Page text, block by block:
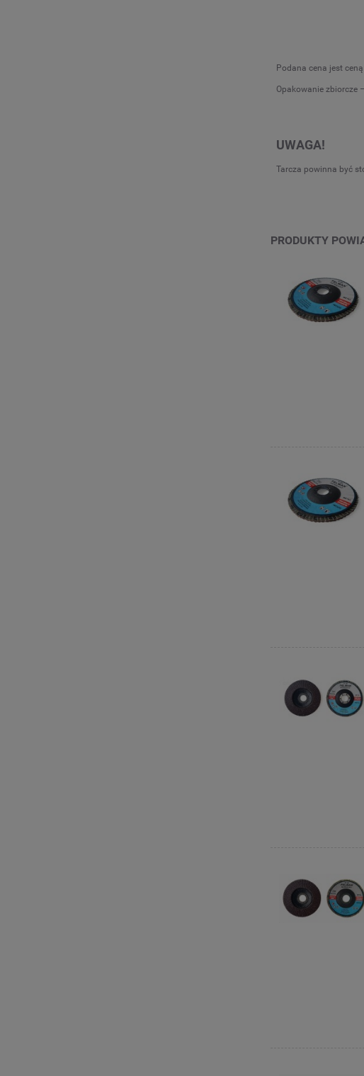
Podana cena jest
Opakowanie zbiorcze
UWAGA!
Tarcza powinna być
PRODUKTY